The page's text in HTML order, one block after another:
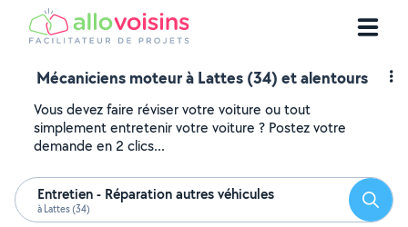
Mécaniciens moteur à Lattes (34) et alentours
Vous devez faire réviser votre voiture ou tout
simplement entretenir votre voiture ? Postez votre
demande en 2 clics...
Entretien - Réparation autres véhicules
à Lattes (34)